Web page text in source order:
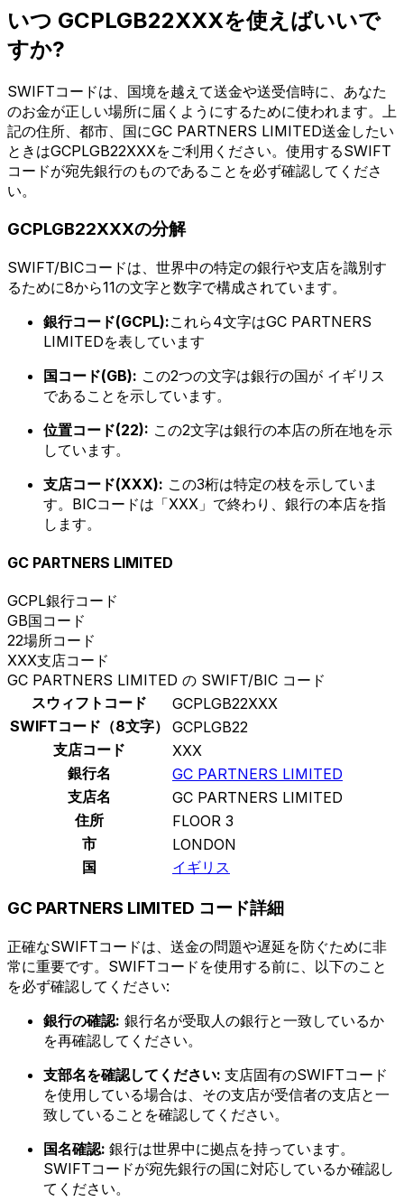
いつ GCPLGB22XXXを使えばいいで
すか?
SWIFTコードは、国境を越えて送金や送受信時に、あなた
のお金が正しい場所に届くようにするために使われます。上
記の住所、都市、国にGC PARTNERS LIMITED送金したい
ときはGCPLGB22XXXをご利用ください。使用するSWIFT
コードが宛先銀行のものであることを必ず確認してくださ
い。
GCPLGB22XXXの分解
SWIFT/BICコードは、世界中の特定の銀行や支店を識別す
るために8から11の文字と数字で構成されています。
銀行コード(GCPL):これら4文字はGC PARTNERS
LIMITEDを表しています
国コード(GB): この2つの文字は銀行の国が イギリス
であることを示しています。
位置コード(22): この2文字は銀行の本店の所在地を示
しています。
支店コード(XXX): この3桁は特定の枝を示していま
す。BICコードは「XXX」で終わり、銀行の本店を指
します。
GC PARTNERS LIMITED
GCPL銀行コード
GB国コード
22場所コード
XXX支店コード
GC PARTNERS LIMITED の SWIFT/BIC コード
スウィフトコード
GCPLGB22XXX
SWIFTコード（8文字）
GCPLGB22
支店コード
XXX
銀行名
GC PARTNERS LIMITED
支店名
GC PARTNERS LIMITED
住所
FLOOR 3
市
LONDON
国
イギリス
GC PARTNERS LIMITED コード詳細
正確なSWIFTコードは、送金の問題や遅延を防ぐために非
常に重要です。SWIFTコードを使用する前に、以下のこと
を必ず確認してください:
銀行の確認: 銀行名が受取人の銀行と一致しているか
を再確認してください。
支部名を確認してください: 支店固有のSWIFTコード
を使用している場合は、その支店が受信者の支店と一
致していることを確認してください。
国名確認: 銀行は世界中に拠点を持っています。
SWIFTコードが宛先銀行の国に対応しているか確認し
てください。